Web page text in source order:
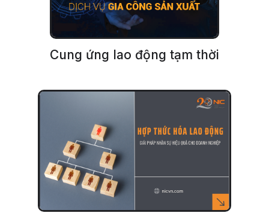
Cung ứng lao động tạm thời